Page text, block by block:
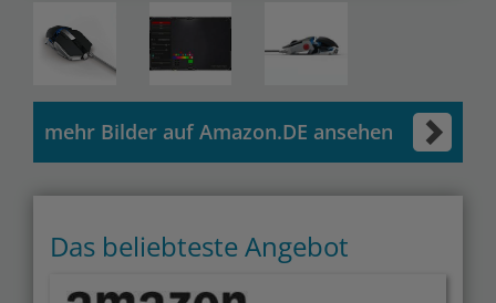
mehr Bilder auf Amazon.DE ansehen
Das beliebteste Angebot